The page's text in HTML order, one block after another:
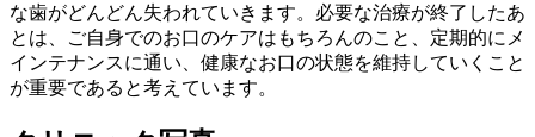
な歯がどんどん失われていきます。必要な治療が終了したあ
とは、ご自身でのお口のケアはもちろんのこと、定期的にメ
インテナンスに通い、健康なお口の状態を維持していくこと
が重要であると考えています。